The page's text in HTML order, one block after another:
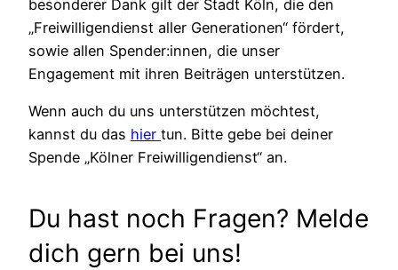
besonderer Dank gilt der Stadt Köln, die den
„Freiwilligendienst aller Generationen“ fördert,
sowie allen Spender:innen, die unser
Engagement mit ihren Beiträgen unterstützen.
Wenn auch du uns unterstützen möchtest,
kannst du das hier tun. Bitte gebe bei deiner
Spende „Kölner Freiwilligendienst“ an.
Du hast noch Fragen? Melde
dich gern bei uns!